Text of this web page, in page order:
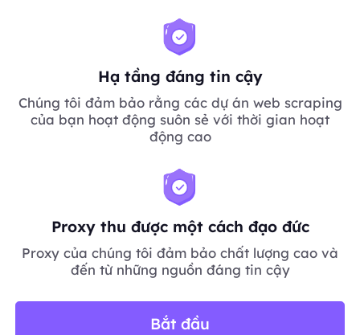
Hạ tầng đáng tin cậy
Chúng tôi đảm bảo rằng các dự án web scraping
của bạn hoạt động suôn sẻ với thời gian hoạt
động cao
Proxy thu được một cách đạo đức
Proxy của chúng tôi đảm bảo chất lượng cao và
đến từ những nguồn đáng tin cậy
Bắt đầu